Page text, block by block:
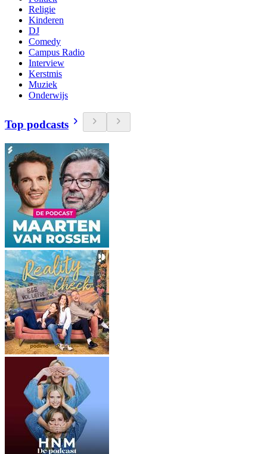
Religie
Kinderen
DJ
Comedy
Campus Radio
Interview
Kerstmis
Muziek
Onderwijs
Top podcasts